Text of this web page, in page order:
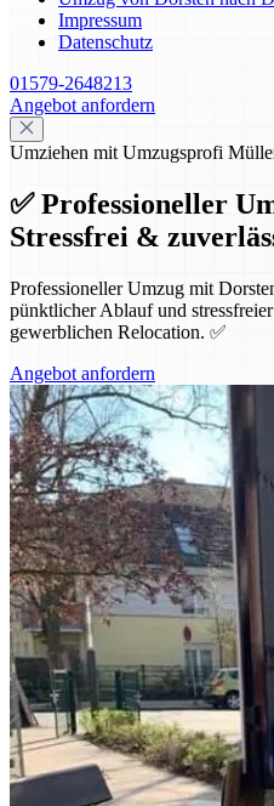
Impressum
Datenschutz
01579-2648213
Angebot anfordern
Umziehen mit Umzugsprofi
✅ Professioneller
Stressfrei &
Professioneller Umzug mit
pünktlicher Ablauf und
gewerblichen Relocation. ✅
Angebot anfordern